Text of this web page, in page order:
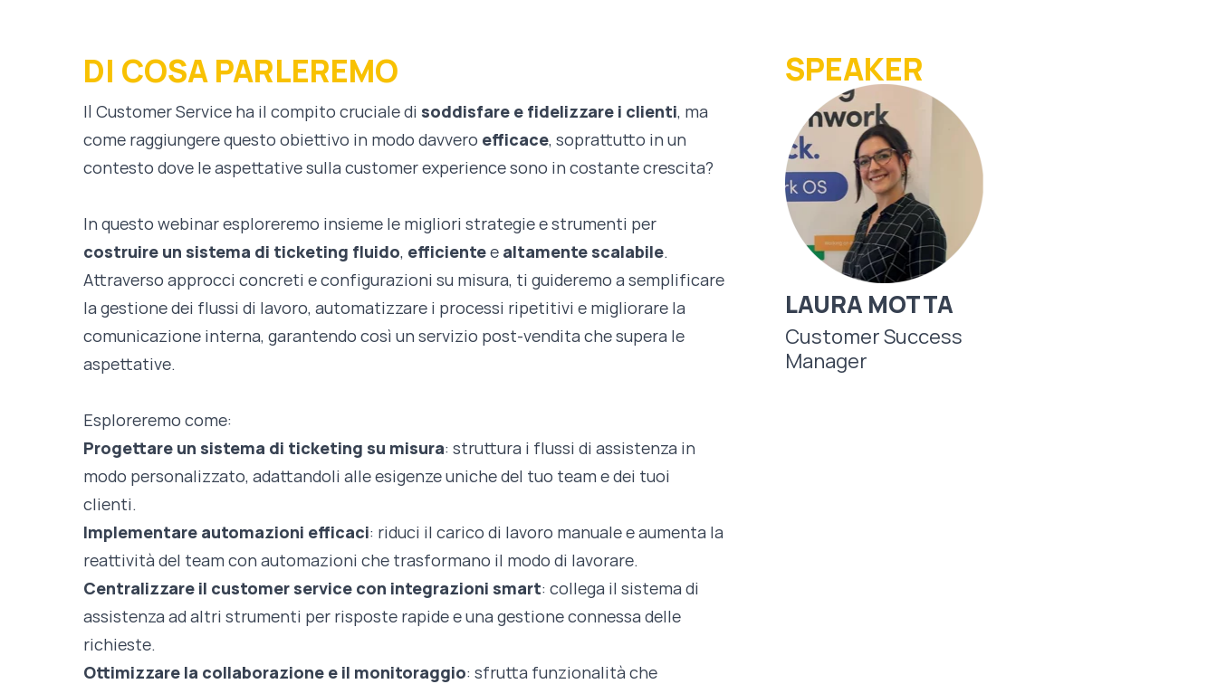
DI COSA PARLEREMO
Il Customer Service ha il compito cruciale di soddisfare e fidelizzare i clienti, ma
come raggiungere questo obiettivo in modo davvero efficace, soprattutto in un
contesto dove le aspettative sulla customer experience sono in costante crescita?
In questo webinar esploreremo insieme le migliori strategie e strumenti per
costruire un sistema di ticketing fluido, efficientee altamente scalabile.
Attraverso approcci concreti e configurazioni su misura, ti guideremo a semplificare
la gestione dei flussi di lavoro, automatizzare i processi ripetitivi e migliorare la
comunicazione interna, garantendo così un servizio post-vendita che supera le
aspettative.
Esploreremo come:
Progettare un sistema di ticketing su misura: struttura i flussi di assistenza in
modo personalizzato, adattandoli alle esigenze uniche del tuo team e dei tuoi
clienti.
Implementare automazioni efficaci: riduci il carico di lavoro manuale e aumenta la
reattività del team con automazioni che trasformano il modo di lavorare.
Centralizzare il customer service con integrazioni smart: collega il sistema di
assistenza ad altri strumenti per risposte rapide e una gestione connessa delle
richieste.
Ottimizzare la collaborazione e il monitoraggio: sfrutta funzionalità che
SPEAKER
LAURA MOTTA
Customer Success
Manager